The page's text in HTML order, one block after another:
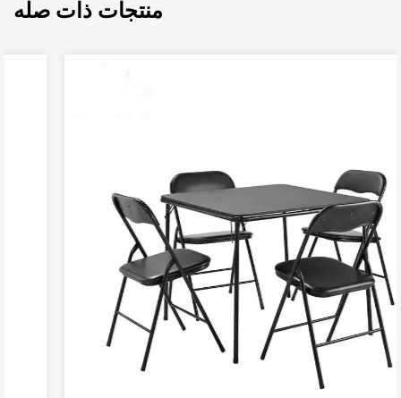
منتجات ذات صله